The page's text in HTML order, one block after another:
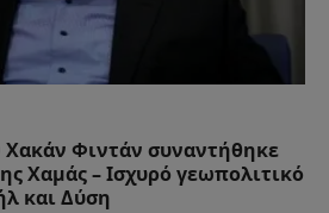
Χακάν Φιντάν συναντήθηκε
Χαμάς – Ισχυρό γεωπολιτικό
και Δύση